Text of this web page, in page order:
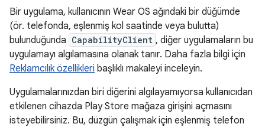
Bir uygulama, kullanıcının Wear OS ağındaki bir düğümde
(ör. telefonda, eşlenmiş kol saatinde veya bulutta)
bulunduğunda CapabilityClient , diğer uygulamaların bu
uygulamayı algılamasına olanak tanır. Daha fazla bilgi için
Reklamcılık özellikleri başlıklı makaleyi inceleyin.
Uygulamalarınızdan biri diğerini algılayamıyorsa kullanıcıdan
etkilenen cihazda Play Store mağaza girişini açmasını
isteyebilirsiniz. Bu, düzgün çalışmak için eşlenmiş telefon